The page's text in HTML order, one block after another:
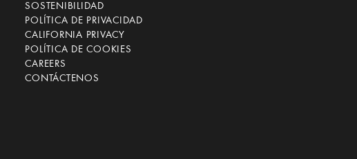
SOSTENIBILIDAD
POLÍTICA DE PRIVACIDAD
CALIFORNIA PRIVACY
POLÍTICA DE COOKIES
CAREERS
CONTÁCTENOS